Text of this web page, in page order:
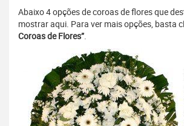
Abaixo 4 opções de coroas de flores que
mostrar aqui. Para ver mais opções, basta
Coroas de Flores”.